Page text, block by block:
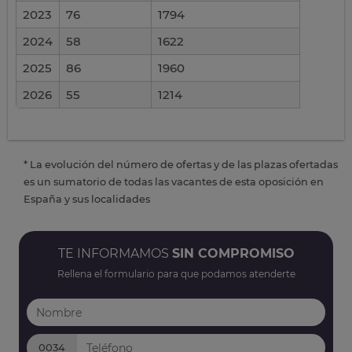
2023 76
1794
2024
58
1622
2025
86
1960
2026
55 1214
* La evolución del número de ofertas y de las plazas ofertadas
es un sumatorio de todas las vacantes de esta oposición en
España y sus localidades
TE INFORMAMOS SIN COMPROMISO
Rellena el formulario para que podamos atenderte
0034